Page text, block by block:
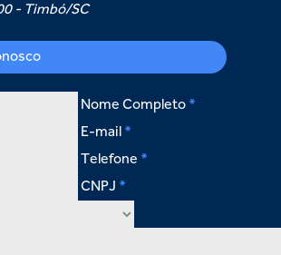
- Timbó/SC
Nome Completo
E-mail
Telefone
CNPJ